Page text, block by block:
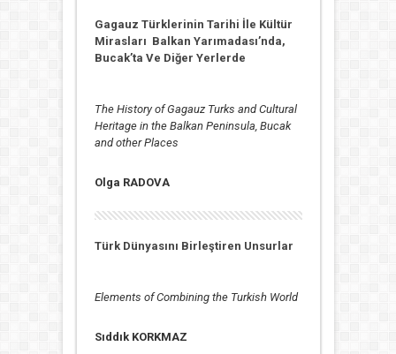
Gagauz Türklerinin Tarihi İle Kültür
Mirasları Balkan Yarımadası’nda,
Bucak’ta Ve Diğer Yerlerde
The History of Gagauz Turks and Cultural
Heritage in the Balkan Peninsula, Bucak
and other Places
Olga RADOVA
Türk Dünyasını Birleştiren Unsurlar
Elements of Combining the Turkish World
Sıddık KORKMAZ